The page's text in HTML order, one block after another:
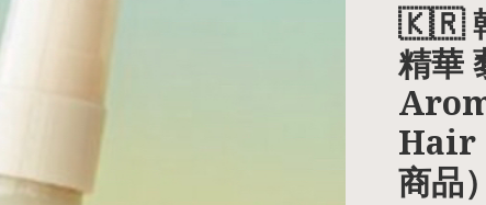
🇰🇷
精華
Hair
商品